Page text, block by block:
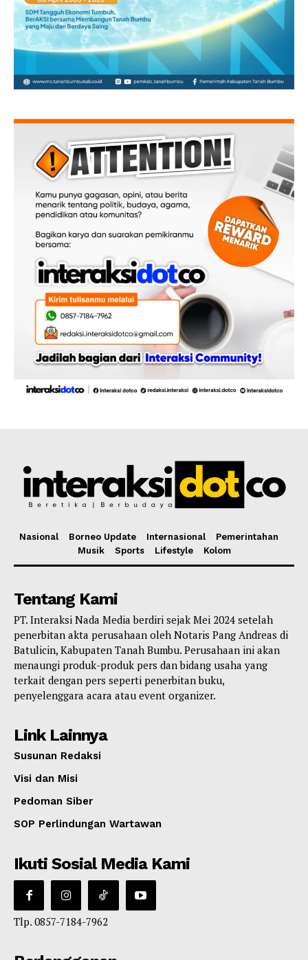
Nasional Borneo Update Internasional
Pemerintahan
Musik
Sports Lifestyle Kolom
Tentang Kami
PT. Interaksi Nada Media berdiri sejak Mei 2024 setelah
penerbitan akta perusahaan oleh Notaris Pang Andreas di
Batulicin, Kabupaten Tanah Bumbu. Perusahaan ini akan
menaungi produk-produk pers dan bidang usaha yang
terkait dengan pers seperti penerbitan buku,
penyelenggara acara atau event organizer.
Link Lainnya
Susunan Redaksi
Visi dan Misi
Pedoman Siber
SOP Perlindungan Wartawan
Ikuti Sosial Media Kami
Tlp. 0857-7184-7962